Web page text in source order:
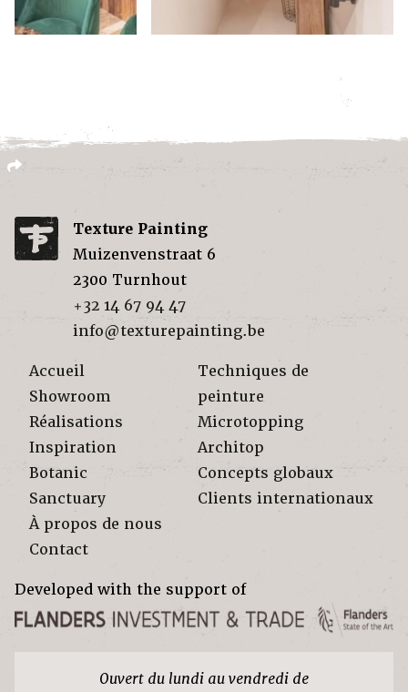
Texture Painting
Muizenvenstraat 6
2300 Turnhout
+32 14 67 94 47
info@texturepainting.be
Accueil
Showroom
Réalisations
Inspiration
Botanic
Sanctuary
À propos de nous
Contact
Techniques de
peinture
Microtopping
Architop
Concepts globaux
Clients internationaux
Developed with the support of
Ouvert du lundi au vendredi de